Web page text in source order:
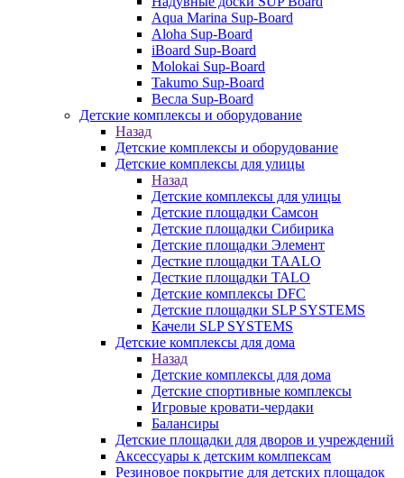
Aqua Marina Sup-Board
Aloha Sup-Board
iBoard Sup-Board
Molokai Sup-Board
Takumo Sup-Board
Весла Sup-Board
Детские комплексы и оборудование
Назад
Детские комплексы и оборудование
Детские комплексы для улицы
Назад
Детские комплексы для улицы
Детские площадки Самсон
Детские площадки Сибирика
Детские площадки Элемент
Десткие площадки TAALO
Десткие площадки TALO
Детские комплексы DFC
Детские площадки SLP SYSTEMS
Качели SLP SYSTEMS
Детские комплексы для дома
Назад
Детские комплексы для дома
Детские спортивные комплексы
Игровые кровати-чердаки
Балансиры
Детские площадки для дворов и учреждений
Аксессуары к детским комлпексам
Резиновое покрытие для детских площадок